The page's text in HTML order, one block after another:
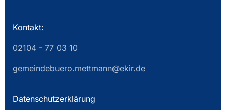
Kontakt:
02104 - 77 03 10
gemeindebuero.mettmann@ekir.de
Datenschutzerklärung